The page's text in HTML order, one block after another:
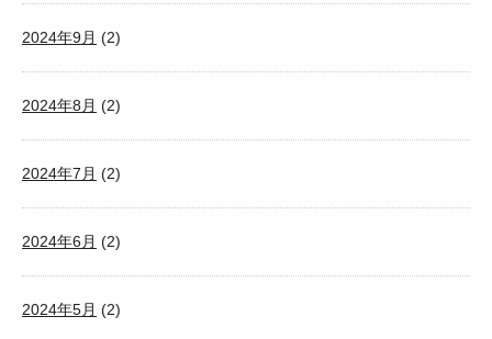
2024年9月 (2)
2024年8月 (2)
2024年7月 (2)
2024年6月 (2)
2024年5月 (2)